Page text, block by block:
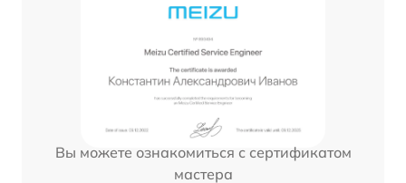
Вы можете ознакомиться с сертификатом
мастера